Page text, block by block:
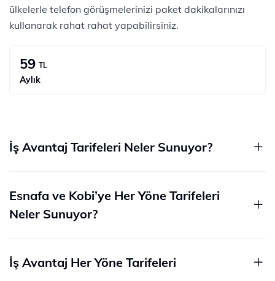
ülkelerle telefon görüşmelerinizi paket dakikalarınızı
kullanarak rahat rahat yapabilirsiniz.
59 TL
Aylık
İş Avantaj Tarifeleri Neler Sunuyor?
Esnafa ve Kobi’ye Her Yöne Tarifeleri
Neler Sunuyor?
İş Avantaj Her Yöne Tarifeleri